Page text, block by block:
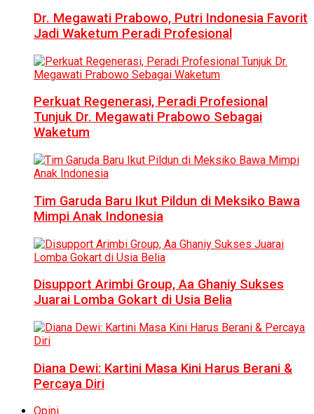
Dr. Megawati Prabowo, Putri Indonesia Favorit
Jadi Waketum Peradi Profesional
Perkuat Regenerasi, Peradi Profesional
Tunjuk Dr. Megawati Prabowo Sebagai
Waketum
Tim Garuda Baru Ikut Pildun di Meksiko Bawa
Mimpi Anak Indonesia
Disupport Arimbi Group, Aa Ghaniy Sukses
Juarai Lomba Gokart di Usia Belia
Diana Dewi: Kartini Masa Kini Harus Berani &
Percaya Diri
Opini